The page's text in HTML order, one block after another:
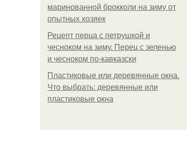
маринованной брокколи на зиму от
опытных хозяек
Рецепт перца с петрушкой и
чесноком на зиму. Перец с зеленью
и чесноком по-кавказски
Пластиковые или деревянные окна.
Что выбрать: деревянные или
пластиковые окна